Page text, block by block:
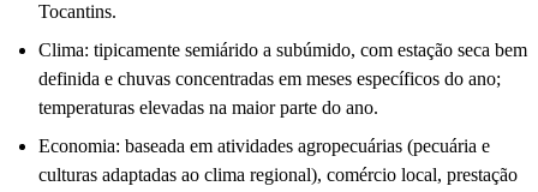
Tocantins.
Clima: tipicamente semiárido a subúmido, com estação seca bem
definida e chuvas concentradas em meses específicos do ano;
temperaturas elevadas na maior parte do ano.
Economia: baseada em atividades agropecuárias (pecuária e
culturas adaptadas ao clima regional), comércio local, prestação